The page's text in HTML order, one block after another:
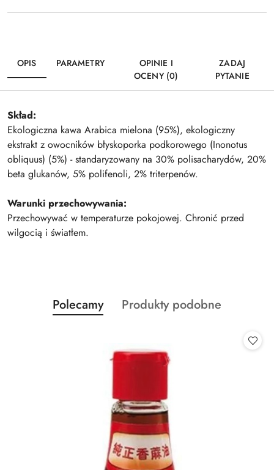
OPIS PARAMETRY
OPINIE I
OCENY (0)
ZADAJ
PYTANIE
Skład:
Ekologiczna kawa Arabica mielona (95%), ekologiczny
ekstrakt z owocników błyskoporka podkorowego (Inonotus
obliquus) (5%) - standaryzowany na 30% polisacharydów, 20%
beta glukanów, 5% polifenoli, 2% triterpenów.
Warunki przechowywania:
Przechowywać w temperaturze pokojowej. Chronić przed
wilgocią i światłem.
Pomiń karuzelę produktów
Produkty
o
Polecamy
Produkty
Produkty podobne